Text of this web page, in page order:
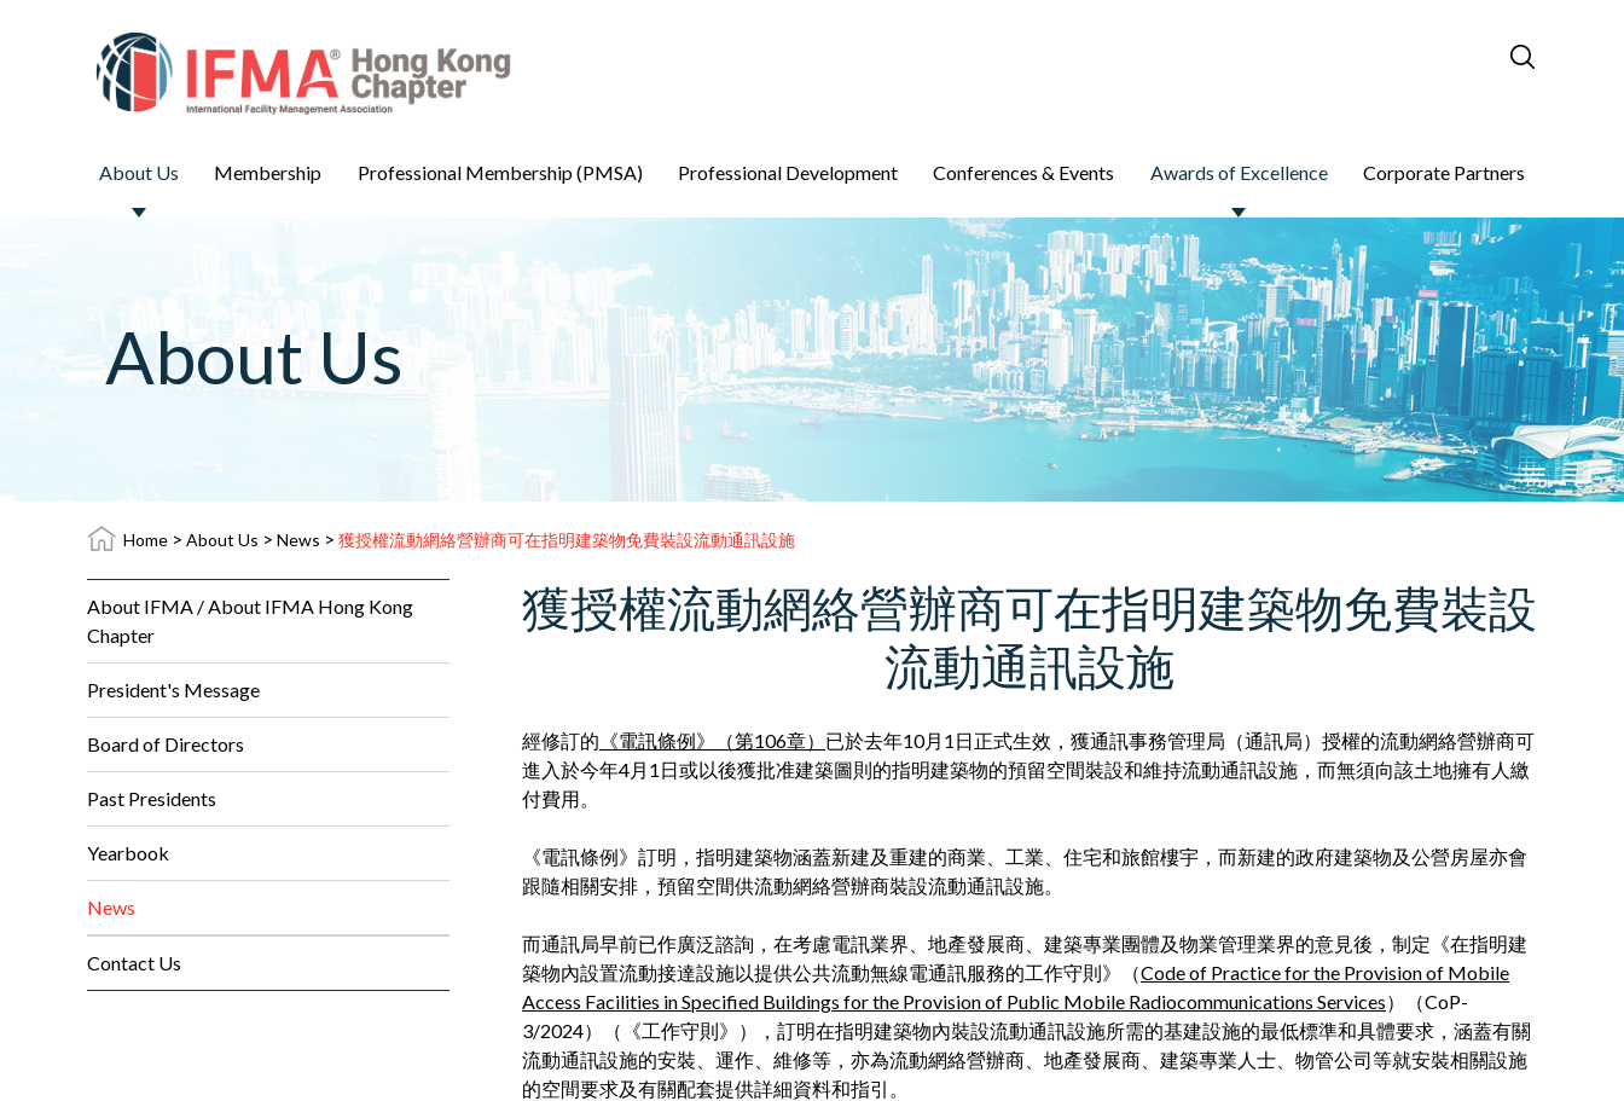
About Us Membership Professional Membership (PMSA) Professional Development Conferences & Events Awards of Excellence Corporate Partners
About Us
Home > About Us > News > 獲授權流動網絡營辦商可在指明建築物免費裝設流動通訊設施
About IFMA / About IFMA Hong Kong
Chapter
President's Message
Board of Directors
Past Presidents
Yearbook
News
Contact Us
獲授權流動網絡營辦商可在指明建築物免費裝設
流動通訊設施
經修訂的 《電訊條例》（第106章） 已於去年10月1日正式生效，獲通訊事務管理局（通訊局）授權的流動網絡營辦商可
進入於今年4月1日或以後獲批准建築圖則的指明建築物的預留空間裝設和維持流動通訊設施，而無須向該土地擁有人繳
付費用。
《電訊條例》訂明，指明建築物涵蓋新建及重建的商業、工業、住宅和旅館樓宇，而新建的政府建築物及公營房屋亦會
跟隨相關安排，預留空間供流動網絡營辦商裝設流動通訊設施。
而通訊局早前已作廣泛諮詢，在考慮電訊業界、地產發展商、建築專業團體及物業管理業界的意見後，制定《在指明建
築物內設置流動接達設施以提供公共流動無線電通訊服務的工作守則》（Code of Practice for the Provision of Mobile
Access Facilities in Specified Buildings for the Provision of Public Mobile Radiocommunications Services）（CoP-
3/2024）（《工作守則》），訂明在指明建築物內裝設流動通訊設施所需的基建設施的最低標準和具體要求，涵蓋有關
流動通訊設施的安裝、運作、維修等，亦為流動網絡營辦商、地產發展商、建築專業人士、物管公司等就安裝相關設施
的空間要求及有關配套提供詳細資料和指引。